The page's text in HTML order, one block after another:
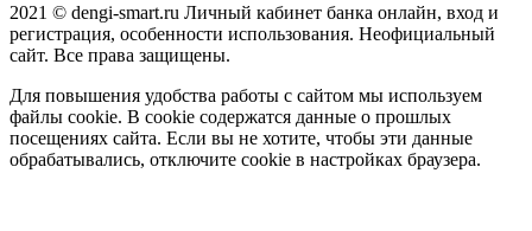
2021 © dengi-smart.ru Личный кабинет банка онлайн, вход и
регистрация, особенности использования. Неофициальный
сайт. Все права защищены.
Для повышения удобства работы с сайтом мы используем
файлы cookie. В cookie содержатся данные о прошлых
посещениях сайта. Если вы не хотите, чтобы эти данные
обрабатывались, отключите cookie в настройках браузера.